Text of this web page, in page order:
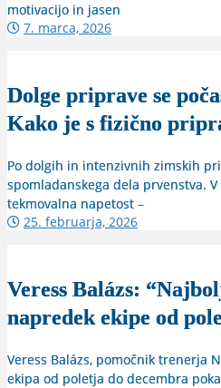
motivacijo in jasen
7. marca, 2026
Dolge priprave se
Kako je s fizično
Po dolgih in intenzivnih zimskih
spomladanskega dela prvenstva.
tekmovalna napetost –
25. februarja, 2026
Veress Balázs:
napredek ekipe od
Veress Balázs, pomočnik trenerja
ekipa od poletja do decembra